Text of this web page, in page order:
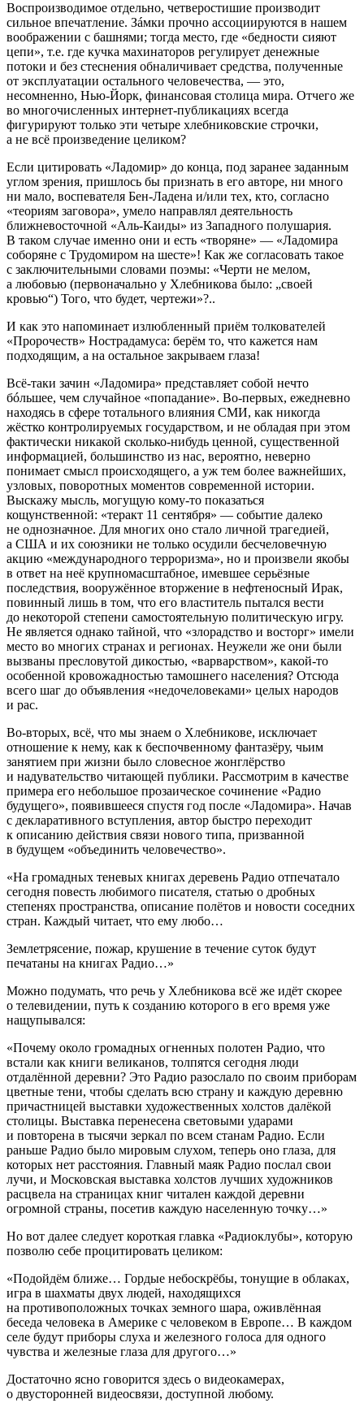
Воспроизводимое отдельно, четверостишие производит
сильное впечатление. Зáмки прочно ассоциируются в нашем
воображении с башнями; тогда место, где «бедности сияют
цепи», т.е. где кучка махинаторов регулирует денежные
потоки и без стеснения обналичивает средства, полученные
от эксплуатации остального человечества, — это,
несомненно, Нью-Йорк, финансовая столица мира. Отчего же
во многочисленных интернет-публикациях всегда
фигурируют только эти четыре хлебниковские строчки,
а не всё произведение целиком?
Если цитировать «Ладомир» до конца, под заранее заданным
углом зрения, пришлось бы признать в его авторе, ни много
ни мало, воспевателя Бен-Ладена и/или тех, кто, согласно
«теориям заговора», умело направлял деятельность
ближневосточной «Аль-Каиды» из Западного полушария.
В таком случае именно они и есть «творяне» — «Ладомира
соборяне с Трудомиром на шесте»! Как же согласовать такое
с заключительными словами поэмы: «Черти не мелом,
а любовью (первоначально у Хлебникова было: „своей
кровью“) Того, что будет, чертежи»?..
И как это напоминает излюбленный приём толкователей
«Пророчеств» Нострадамуса: берём то, что кажется нам
подходящим, а на остальное закрываем глаза!
Всё-таки зачин «Ладомира» представляет собой нечто
бóльшее, чем случайное «попадание». Во-первых, ежедневно
находясь в сфере тотального влияния СМИ, как никогда
жёстко контролируемых государством, и не обладая при этом
фактически никакой сколько-нибудь ценной, существенной
информацией, большинство из нас, вероятно, неверно
понимает смысл происходящего, а уж тем более важнейших,
узловых, поворотных моментов современной истории.
Выскажу мысль, могущую кому-то показаться
кощунственной: «теракт 11 сентября» — событие далеко
не однозначное. Для многих оно стало личной трагедией,
а США и их союзники не только осудили бесчеловечную
акцию «международного терроризма», но и произвели якобы
в ответ на неё крупномасштабное, имевшее серьёзные
последствия, вооружённое вторжение в нефтеносный Ирак,
повинный лишь в том, что его властитель пытался вести
до некоторой степени самостоятельную политическую игру.
Не является однако тайной, что «злорадство и восторг» имели
место во многих странах и регионах. Неужели же они были
вызваны пресловутой дикостью, «варварством», какой-то
особенной кровожадностью тамошнего населения? Отсюда
всего шаг до объявления «недочеловеками» целых народов
и рас.
Во-вторых, всё, что мы знаем о Хлебникове, исключает
отношение к нему, как к беспочвенному фантазёру, чьим
занятием при жизни было словесное жонглёрство
и надувательство читающей публики. Рассмотрим в качестве
примера его небольшое прозаическое сочинение «Радио
будущего», появившееся спустя год после «Ладомира». Начав
с декларативного вступления, автор быстро переходит
к описанию действия связи нового типа, призванной
в будущем «объединить человечество».
«На громадных теневых книгах деревень Радио отпечатало
сегодня повесть любимого писателя, статью о дробных
степенях пространства, описание полётов и новости соседних
стран. Каждый читает, что ему любо…
Землетрясение, пожар, крушение в течение суток будут
печатаны на книгах Радио…»
Можно подумать, что речь у Хлебникова всё же идёт скорее
о телевидении, путь к созданию которого в его время уже
нащупывался:
«Почему около громадных огненных полотен Радио, что
встали как книги великанов, толпятся сегодня люди
отдалённой деревни? Это Радио разослало по своим приборам
цветные тени, чтобы сделать всю страну и каждую деревню
причастницей выставки художественных холстов далёкой
столицы. Выставка перенесена световыми ударами
и повторена в тысячи зеркал по всем станам Радио. Если
раньше Радио было мировым слухом, теперь оно глаза, для
которых нет расстояния. Главный маяк Радио послал свои
лучи, и Московская выставка холстов лучших художников
расцвела на страницах книг читален каждой деревни
огромной страны, посетив каждую населенную точку…»
Но вот далее следует короткая главка «Радиоклубы», которую
позволю себе процитировать целиком:
«Подойдём ближе… Гордые небоскрёбы, тонущие в облаках,
игра в шахматы двух людей, находящихся
на противоположных точках земного шара, оживлённая
беседа человека в Америке с человеком в Европе… В каждом
селе будут приборы слуха и железного голоса для одного
чувства и железные глаза для другого…»
Достаточно ясно говорится здесь о видеокамерах,
о двусторонней видеосвязи, доступной любому.